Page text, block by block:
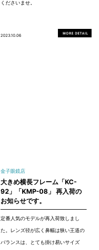
くださいませ。
2023.10.06
金子眼鏡店
大きめ横長フレーム「KC-
92」「KMP-08」 再入荷の
お知らせです。
定番人気のモデルが再入荷致しまし
た。レンズ径が広く鼻幅は狭い王道の
バランスは、とても掛け易いサイズ